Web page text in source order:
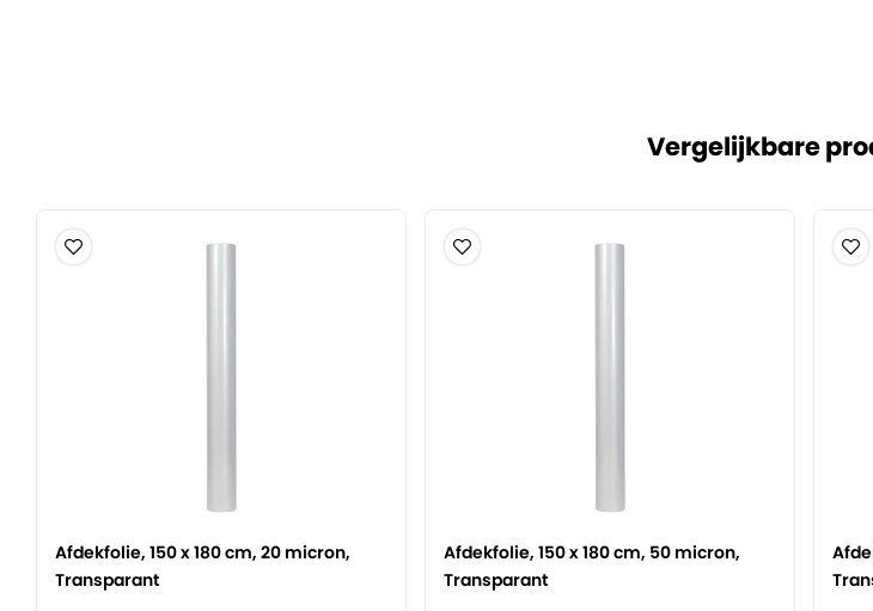
Vergelijkbare
Afdekfolie, 150 x 180 cm, 20 micron,
Transparant
Afdekfolie, 150 x 180 cm, 50 micron,
Transparant